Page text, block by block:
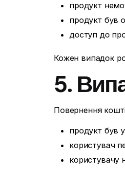
продукт
продукт був
доступ до
Кожен випадок
5.
Повернення
продукт був
користувач
користувачу